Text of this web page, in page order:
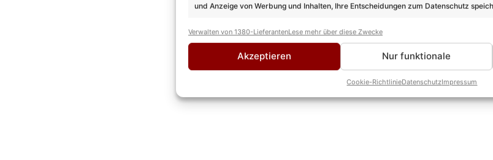
und Anzeige von Werbung und Inhalten, Ihre Entscheidungen zum Datenschutz
Verwalten von 1380-LieferantenLese mehr über diese Zwecke
Akzeptieren Nur funktionale
Cookie-RichtlinieDatenschutzImpressum